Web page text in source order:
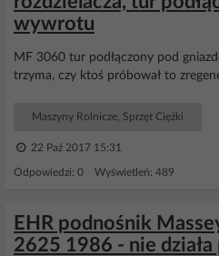
wywrotu
MF 3060 tur podłączony pod
trzyma, czy ktoś próbował to
Maszyny Rolnicze, Sprzęt Ciężki
22 Paź 2017 15:31
Odpowiedzi: 0 Wyświetleń: 489
EHR podnośnik
2625 1986 - nie